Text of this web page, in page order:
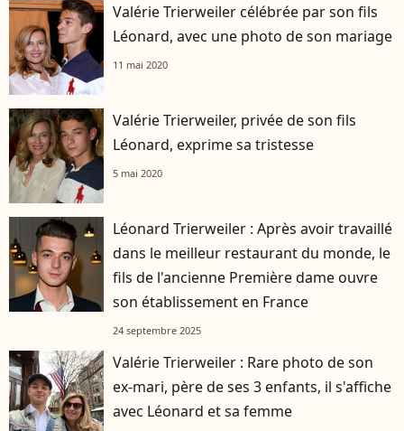
Valérie Trierweiler célébrée par son fils
Léonard, avec une photo de son mariage
11 mai 2020
Valérie Trierweiler, privée de son fils
Léonard, exprime sa tristesse
5 mai 2020
Léonard Trierweiler : Après avoir travaillé
dans le meilleur restaurant du monde, le
fils de l'ancienne Première dame ouvre
son établissement en France
24 septembre 2025
Valérie Trierweiler : Rare photo de son
ex-mari, père de ses 3 enfants, il s'affiche
avec Léonard et sa femme